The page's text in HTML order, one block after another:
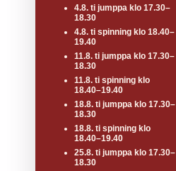
4.8. ti jumppa klo 17.30–
18.30
4.8. ti spinning klo 18.40–
19.40
11.8. ti jumppa klo 17.30–
18.30
11.8. ti spinning klo
18.40–19.40
18.8. ti jumppa klo 17.30–
18.30
18.8. ti spinning klo
18.40–19.40
25.8. ti jumppa klo 17.30–
18.30